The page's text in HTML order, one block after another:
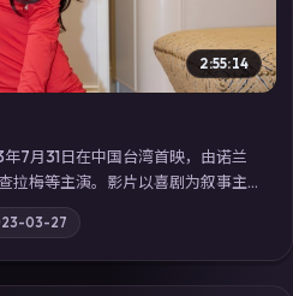
2:55:14
7月31日在中国台湾首映，由诺兰
拉梅等主演。影片以喜剧为叙事主
同一条时间线上交锋；摄影与配乐
「国产免费观看高清电视剧在线
，畅享高清在线追剧体验。
03-27